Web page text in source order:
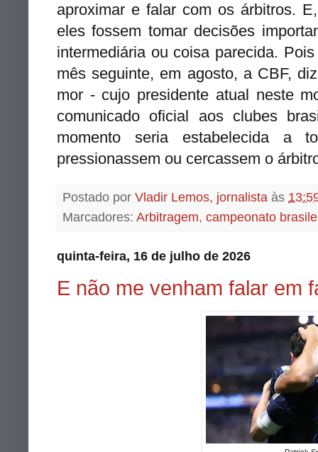
aproximar e falar com os árbitros.
eles fossem tomar decisões
intermediária ou coisa parecida.
mês seguinte, em agosto, a CBF,
mor - cujo presidente atual neste
comunicado oficial aos clubes
momento seria estabelecida a
pressionassem ou cercassem o
Postado por Vladir Lemos, jornalista às
Marcadores: Arbitragem, campeonato
quinta-feira, 16 de julho de 2026
E não me venham falar em